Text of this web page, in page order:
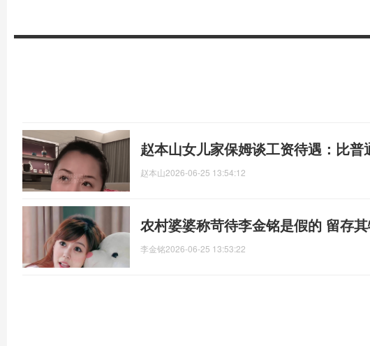
赵本山女儿家保姆谈工资待遇：比普
赵本山2026-06-25 13:54:12
农村婆婆称苛待李金铭是假的 留存
李金铭2026-06-25 13:53:22